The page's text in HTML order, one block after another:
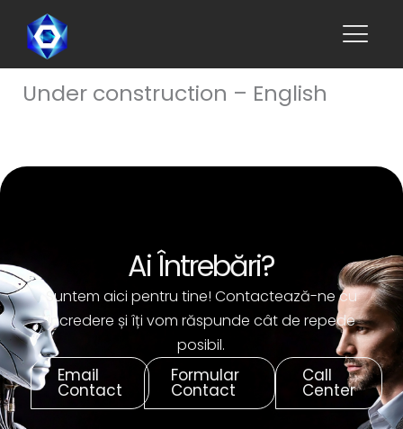
content
Under construction – English
Ai Întrebări?
Suntem aici pentru tine! Contactează-ne cu
încredere și îți vom răspunde cât de repede
posibil.
Email
Contact
Formular
Contact
Call
Center